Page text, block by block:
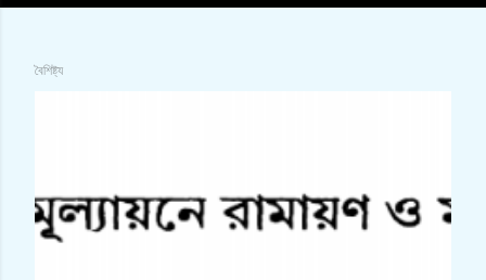
বৈশিষ্ট্য